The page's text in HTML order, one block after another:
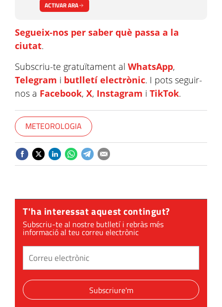
ACTIVAR ARA
Segueix-nos per saber què passa a la
ciutat.
Subscriu-te gratuïtament al WhatsApp,
Telegram i butlletí electrònic. I pots seguir-
nos a Facebook, X, Instagram i TikTok.
METEOROLOGIA
T'ha interessat aquest contingut?
Subscriu-te al nostre butlletí i rebràs més
informació al teu correu electrònic
Subscriure'm